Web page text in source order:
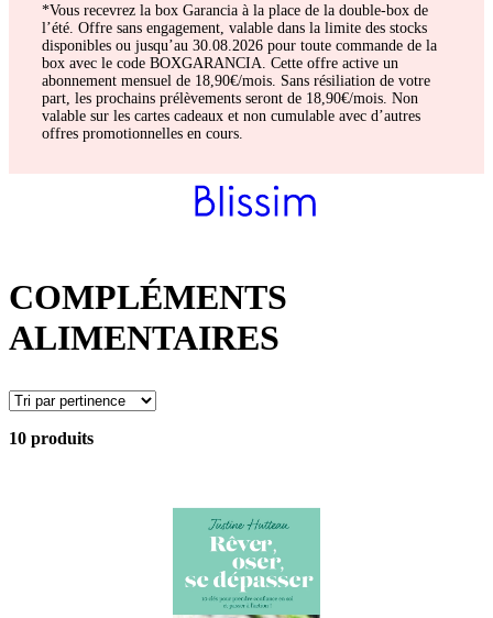
*Vous recevrez la box Garancia à la place de la double-box de
l’été. Offre sans engagement, valable dans la limite des stocks
disponibles ou jusqu’au 30.08.2026 pour toute commande de la
box avec le code BOXGARANCIA. Cette offre active un
abonnement mensuel de 18,90€/mois. Sans résiliation de votre
part, les prochains prélèvements seront de 18,90€/mois. Non
valable sur les cartes cadeaux et non cumulable avec d’autres
offres promotionnelles en cours.
COMPLÉMENTS
ALIMENTAIRES
10 produits